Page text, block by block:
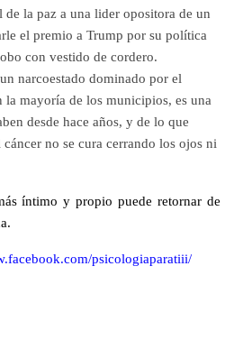
la paz a una lider opositora de un
el premio a Trump por su política
con vestido de cordero.
narcoestado dominado por el
la mayoría de los municipios, es una
desde hace años, y de lo que
no se cura cerrando los ojos ni
íntimo y propio puede retornar de
psicologiaparatiii/